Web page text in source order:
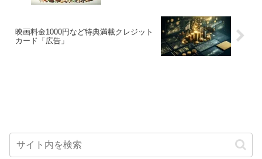
ターコーヒー COCOLAB あす楽「広告」
映画料金1000円など特典満載クレジット
カード「広告」